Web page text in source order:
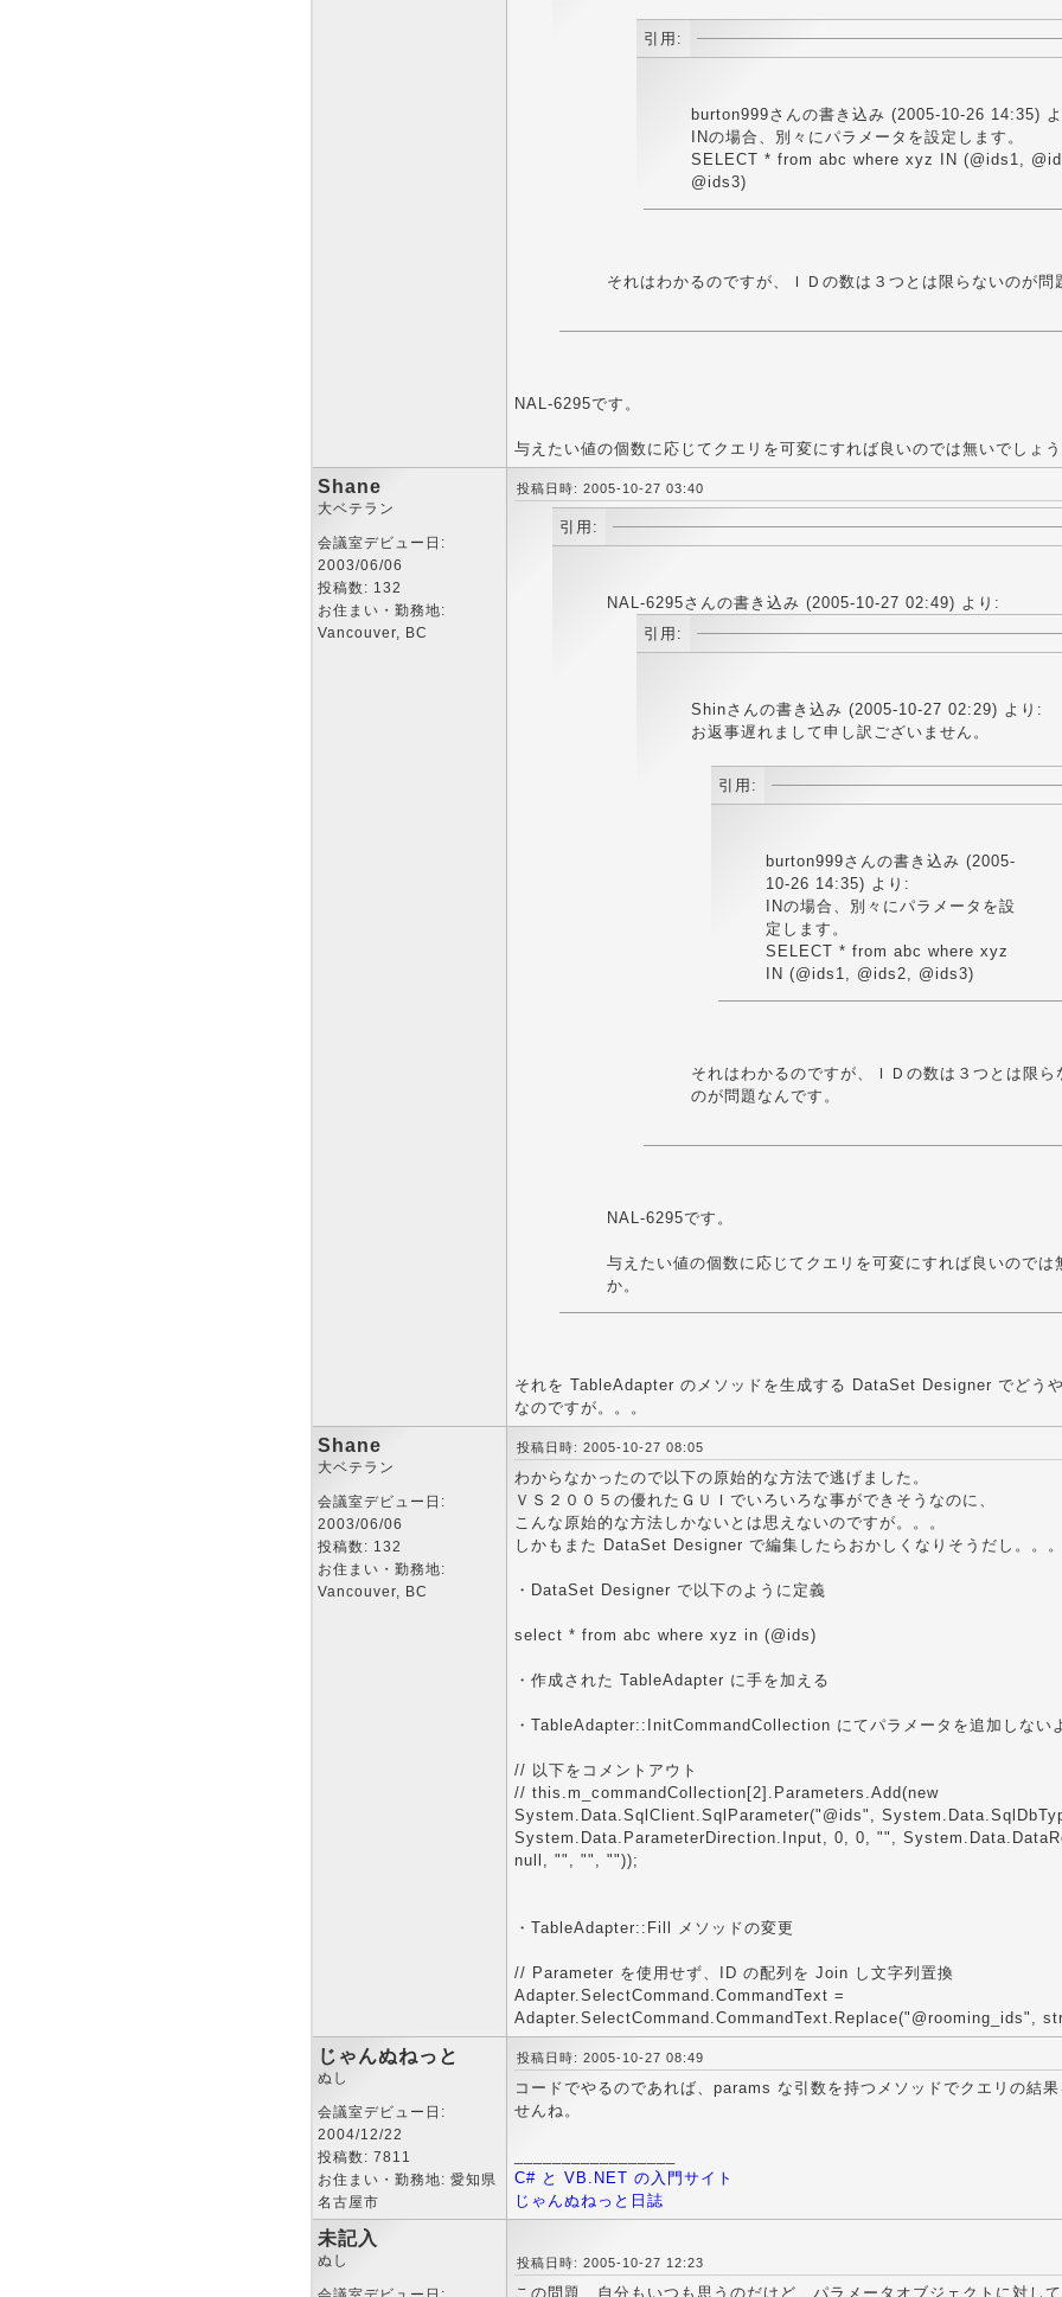
引用:
burton999さんの書き込み (2005-10-26 14:35)
INの場合、別々にパラメータを設定します。
SELECT * from abc where xyz IN (@ids1,
@ids3)
それはわかるのですが、ＩＤの数は３つとは限らないのが問
NAL-6295です。
与えたい値の個数に応じてクエリを可変にすれば良いのでは無いでしょ
Shane
大ベテラン
会議室デビュー日:
2003/06/06
投稿数: 132
お住まい・勤務地:
Vancouver, BC
投稿日時: 2005-10-27 03:40
引用:
NAL-6295さんの書き込み (2005-10-27 02:49) より:
引用:
Shinさんの書き込み (2005-10-27 02:29) より:
お返事遅れまして申し訳ございません。
引用:
burton999さんの書き込み (2005-
10-26 14:35) より:
INの場合、別々にパラメータを設
定します。
SELECT * from abc where xyz
IN (@ids1, @ids2, @ids3)
それはわかるのですが、ＩＤの数は３つとは限ら
のが問題なんです。
NAL-6295です。
与えたい値の個数に応じてクエリを可変にすれば良いのでは
か。
それを TableAdapter のメソッドを生成する DataSet Designer でどう
なのですが。。。
Shane
大ベテラン
会議室デビュー日:
2003/06/06
投稿数: 132
お住まい・勤務地:
Vancouver, BC
投稿日時: 2005-10-27 08:05
わからなかったので以下の原始的な方法で逃げました。
ＶＳ２００５の優れたＧＵＩでいろいろな事ができそうなのに、
こんな原始的な方法しかないとは思えないのですが。。。
しかもまた DataSet Designer で編集したらおかしくなりそうだし。。
・DataSet Designer で以下のように定義
select * from abc where xyz in (@ids)
・作成された TableAdapter に手を加える
・TableAdapter::InitCommandCollection にてパラメータを追加しない
// 以下をコメントアウト
// this.m_commandCollection[2].Parameters.Add(new
System.Data.SqlClient.SqlParameter("@ids",
System.Data.ParameterDirection.Input, 0, 0, "",
null, "", "", ""));
・TableAdapter::Fill メソッドの変更
// Parameter を使用せず、ID の配列を Join し文字列置換
Adapter.SelectCommand.CommandText =
Adapter.SelectCommand.CommandText.Replace("@rooming_ids",
じゃんぬねっと
ぬし
会議室デビュー日:
2004/12/22
投稿数: 7811
お住まい・勤務地: 愛知県
名古屋市
投稿日時: 2005-10-27 08:49
コードでやるのであれば、params な引数を持つメソッドでクエリの結
せんね。
C# と VB.NET の入門サイト
じゃんぬねっと日誌
未記入
ぬし 投稿日時: 2005-10-27 12:23
この問題、自分もいつも思うのだけど、パラメータオブジェクトに対し